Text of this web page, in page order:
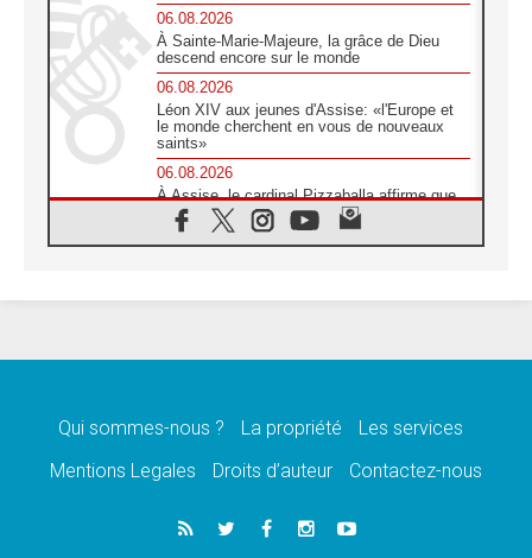
06.08.2026
À Sainte-Marie-Majeure, la grâce de Dieu
descend encore sur le monde
06.08.2026
Léon XIV aux jeunes d'Assise: «l'Europe et
le monde cherchent en vous de nouveaux
saints»
06.08.2026
À Assise, le cardinal Pizzaballa affirme que
«les chrétiens veulent la paix»
06.08.2026
message de paix et de dignité humaine»
«La visite du Pape en Uruguay renforcera
05.08.2026
Le nonce en Ukraine: «Il est inquiétant
Qui sommes-nous ? La propriété
Les services
Mentions Legales
Droits d’auteur Contactez-nous